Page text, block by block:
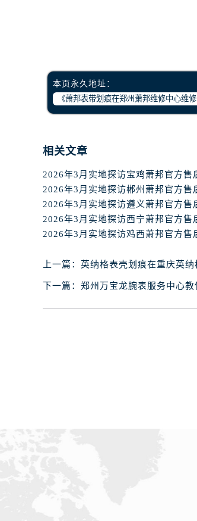
大连市中山区人民
佛山市禅城区季华
无锡市梁溪区人民
南通市崇川区工农
苏州市苏州工业园
合肥市蜀山区潜山
泉州市丰泽区宝洲
青岛市南区山东路6
烟台市芝罘区胜利
长春市朝阳区西安
昆明市盘龙区北京
西安市碑林区南关
海口市龙华区金贸
黑龙江省佳木斯市
黑龙江省牡丹江市
黑龙江省七台河市
本页永久地址：
相关文章
2026年3月实地探访宝鸡萧邦官方售
2026年3月实地探访郴州萧邦官方售
2026年3月实地探访遵义萧邦官方售
2026年3月实地探访西宁萧邦官方售
2026年3月实地探访鸡西萧邦官方售
上一篇： 英纳格表壳划痕在重庆英纳
下一篇： 郑州万宝龙腕表服务中心